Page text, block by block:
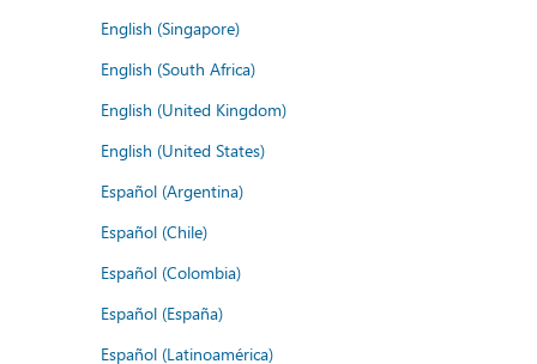
English (Singapore)
English (South Africa)
English (United Kingdom)
English (United States)
Español (Argentina)
Español (Chile)
Español (Colombia)
Español (España)
Español (Latinoamérica)